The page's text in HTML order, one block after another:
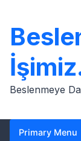
content
Beslenmeye
Primary Menu